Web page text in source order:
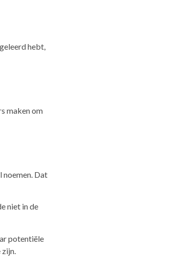
hebt,
maken om
noemen. Dat
niet in de
potentiële